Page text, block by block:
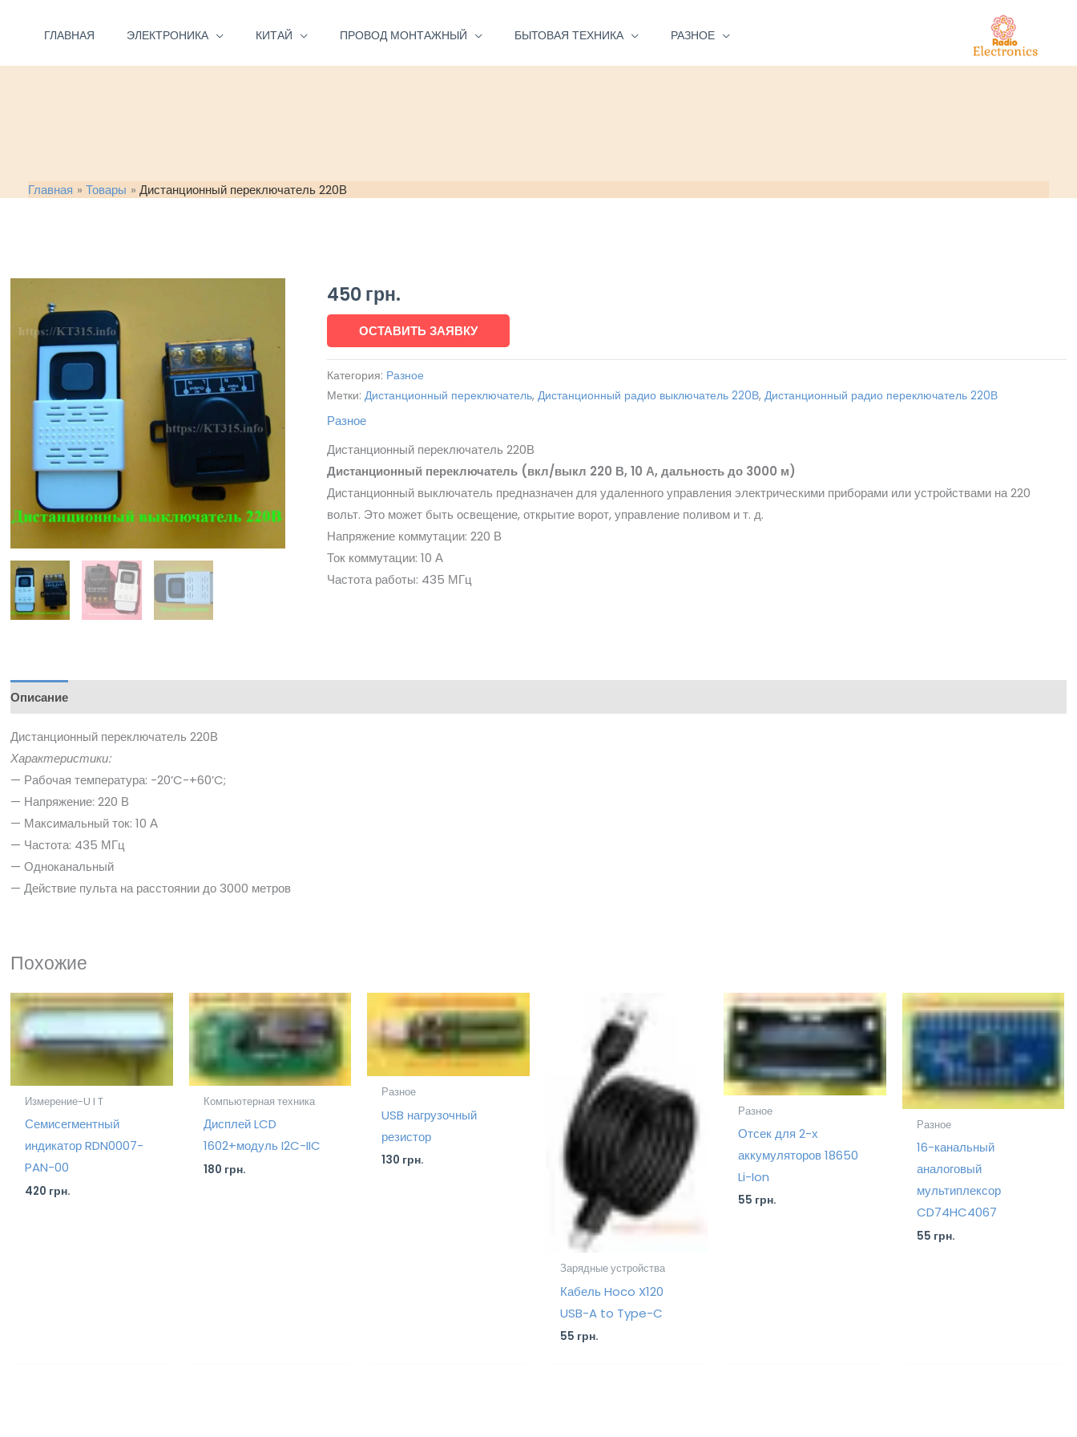
ГЛАВНАЯ ЭЛЕКТРОНИКА КИТАЙ ПРОВОД МОНТАЖНЫЙ БЫТОВАЯ ТЕХНИКА РАЗНОЕ
Главная Товары Дистанционный переключатель 220В
450грн.
ОСТАВИТЬ ЗАЯВКУ
Категория: Разное
Метки:Дистанционный переключатель,Дистанционный радио выключатель 220В,Дистанционный радио переключатель 220В
Разное
Дистанционный переключатель 220В
Дистанционный переключатель (вкл/выкл 220 В, 10 А, дальность до 3000 м)
Дистанционный выключатель предназначен для удаленного управления электрическими приборами или устройствами на 220
вольт. Это может быть освещение, открытие ворот, управление поливом и т. д.
Напряжение коммутации: 220 В
Ток коммутации: 10 А
Частота работы: 435 МГц
Описание
Дистанционный переключатель 220В
Характеристики:
— Рабочая температура: -20’C-+60’C;
— Напряжение: 220 В
— Максимальный ток: 10 А
— Частота: 435 МГц
— Одноканальный
— Действие пульта на расстоянии до 3000 метров
Похожие
Измерение-U I T
Семисегментный
индикатор RDN0007-
PAN-00
420 грн.
Компьютерная техника
Дисплей LCD
1602+модуль I2C-IIC
180 грн.
Разное
USB нагрузочный
резистор
130 грн.
Зарядные устройства
Кабель Hoco X120
USB-A to Type-C
55 грн.
Разное
Отсек для 2-х
аккумуляторов 18650
Li-Ion
55 грн.
Разное
16-канальный
аналоговый
мультиплексор
CD74HC4067
55 грн.